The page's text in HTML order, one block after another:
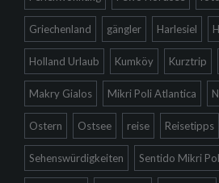
Griechenland gängler Harlesiel
Holland Urlaub Kumköy Kurztrip
Makry Gialos Mikri Poli Atlantica
Ostern Ostsee reise Reisetipps
Sehenswürdigkeiten Sentido Mikri